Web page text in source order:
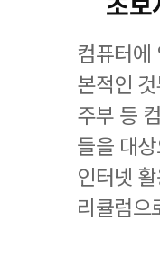
컴퓨터에
본적인
주부 등
들을 대
인터넷
리큘럼으